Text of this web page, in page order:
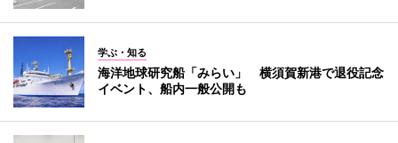
学ぶ・知る
海洋地球研究船「みらい」 横須賀新港で退役記念
イベント、船内一般公開も